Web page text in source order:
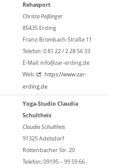
Rehasport
Christa Peißinger
85435 Erding
Franz-Brombach-Straße 11
Telefon: 0 81 22 / 2 28 56 33
E-Mail: info@zar-erding.de
Web:
https://www.zar-
erding.de
Yoga-Studio Claudia
Schultheis
Claudia Schultheis
91325 Adelsdorf
Röttenbacher Str. 20
Telefon: 09195 – 99 59 66